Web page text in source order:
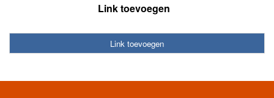
Link toevoegen
Link toevoegen